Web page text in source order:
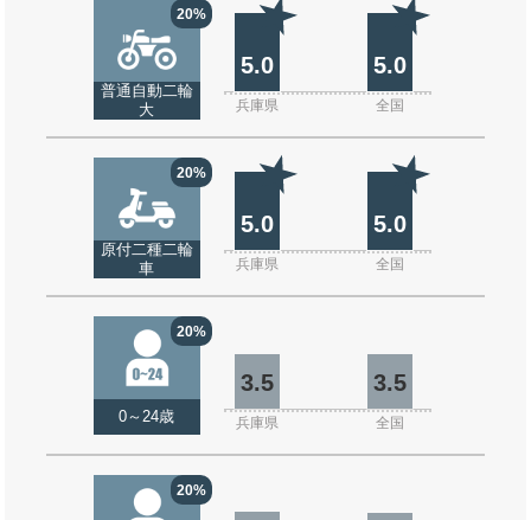
20%
普通自動二輪
大
5.0 5.0
兵庫県 全国
20%
原付二種二輪
車
5.0 5.0
兵庫県 全国
20%
0～24歳
3.5 3.5
兵庫県 全国
20%